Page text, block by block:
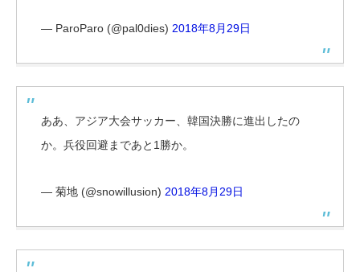
— ParoParo (@pal0dies) 2018年8月29日
ああ、アジア大会サッカー、韓国決勝に進出したの
か。兵役回避まであと1勝か。
— 菊地 (@snowillusion) 2018年8月29日